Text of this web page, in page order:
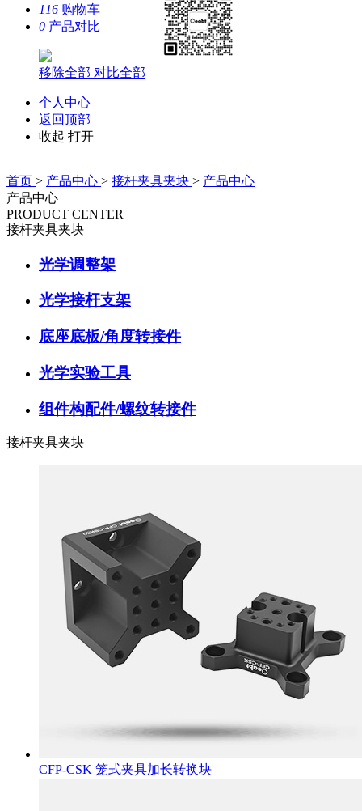
116 购物车
0 产品对比
移除全部 对比全部
个人中心
返回顶部
收起 打开
首页 > 产品中心 > 接杆夹具夹块 > 产品中心
产品中心
PRODUCT CENTER
接杆夹具夹块
光学调整架
光学接杆支架
底座底板/角度转接件
光学实验工具
组件构配件/螺纹转接件
接杆夹具夹块
CFP-CSK 笼式夹具加长转换块